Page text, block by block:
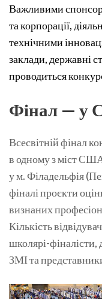
Важливими
та корпорації,
технічними
заклади, державні
проводиться
Фінал — у
Всесвітній фінал
в одному з міст
у м. Філадельфія
фіналі проєкти
визнаних
Кількість
школярі-фіналісти,
ЗМІ та